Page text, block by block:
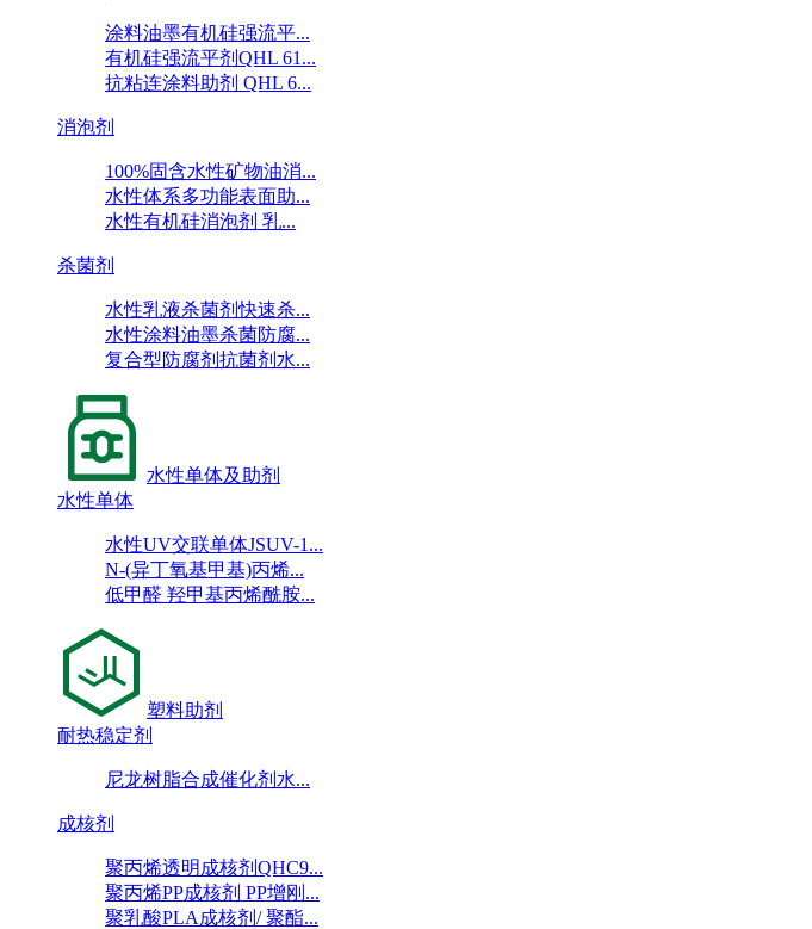
涂料油墨有机硅强流平...
有机硅强流平剂QHL 61...
抗粘连涂料助剂 QHL 6...
消泡剂
100%固含水性矿物油消...
水性体系多功能表面助...
水性有机硅消泡剂 乳...
杀菌剂
水性乳液杀菌剂快速杀...
水性涂料油墨杀菌防腐...
复合型防腐剂抗菌剂水...
水性单体及助剂
水性单体
水性UV交联单体JSUV-1...
N-(异丁氧基甲基)丙烯...
低甲醛 羟甲基丙烯酰胺...
塑料助剂
耐热稳定剂
尼龙树脂合成催化剂水...
成核剂
聚丙烯透明成核剂QHC9...
聚丙烯PP成核剂 PP增刚...
聚乳酸PLA成核剂/ 聚酯...